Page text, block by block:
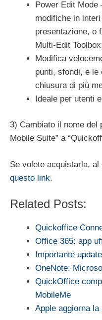
Power Edit Mode
modifiche in
presentazione, o
Multi-Edit
Modifica
punti, sfondi, e le
chiusura di più
Ideale per utenti
3) Cambiato il nome del
Mobile Suite” a
Se volete acquistarla, al
questo link.
Related Posts:
Quickoffice
Office 365: app
Importante
OneNote:
QuickOffice
MobileMe
Apple aggiorna